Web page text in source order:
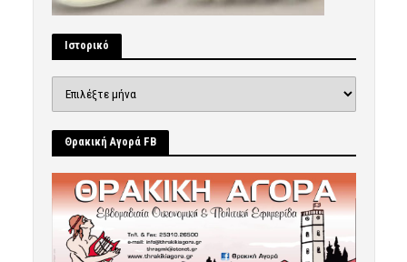
Ιστορικό
Θρακική Αγορά FB